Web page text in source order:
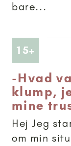
bare...
15+
-Hvad
klump,
mine
Hej Jeg
om min